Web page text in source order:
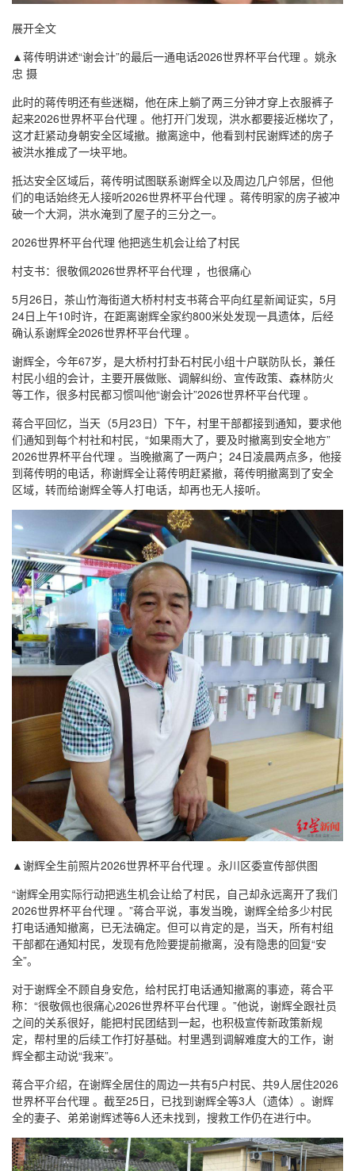
展开全文
▲蒋传明讲述“谢会计”的最后一通电话2026世界杯平台代理 。姚永
忠 摄
此时的蒋传明还有些迷糊，他在床上躺了两三分钟才穿上衣服裤子
起来2026世界杯平台代理 。他打开门发现，洪水都要接近梯坎了，
这才赶紧动身朝安全区域撤。撤离途中，他看到村民谢辉述的房子
被洪水推成了一块平地。
抵达安全区域后，蒋传明试图联系谢辉全以及周边几户邻居，但他
们的电话始终无人接听2026世界杯平台代理 。蒋传明家的房子被冲
破一个大洞，洪水淹到了屋子的三分之一。
2026世界杯平台代理 他把逃生机会让给了村民
村支书：很敬佩2026世界杯平台代理 ，也很痛心
5月26日，茶山竹海街道大桥村村支书蒋合平向红星新闻证实，5月
24日上午10时许，在距离谢辉全家约800米处发现一具遗体，后经
确认系谢辉全2026世界杯平台代理 。
谢辉全，今年67岁，是大桥村打卦石村民小组十户联防队长，兼任
村民小组的会计，主要开展做账、调解纠纷、宣传政策、森林防火
等工作，很多村民都习惯叫他“谢会计”2026世界杯平台代理 。
蒋合平回忆，当天（5月23日）下午，村里干部都接到通知，要求他
们通知到每个村社和村民，“如果雨大了，要及时撤离到安全地方”
2026世界杯平台代理 。当晚撤离了一两户；24日凌晨两点多，他接
到蒋传明的电话，称谢辉全让蒋传明赶紧撤，蒋传明撤离到了安全
区域，转而给谢辉全等人打电话，却再也无人接听。
▲谢辉全生前照片2026世界杯平台代理 。永川区委宣传部供图
“谢辉全用实际行动把逃生机会让给了村民，自己却永远离开了我们
2026世界杯平台代理 。”蒋合平说，事发当晚，谢辉全给多少村民
打电话通知撤离，已无法确定。但可以肯定的是，当天，所有村组
干部都在通知村民，发现有危险要提前撤离，没有隐患的回复“安
全”。
对于谢辉全不顾自身安危，给村民打电话通知撤离的事迹，蒋合平
称：“很敬佩也很痛心2026世界杯平台代理 。”他说，谢辉全跟社员
之间的关系很好，能把村民团结到一起，也积极宣传新政策新规
定，帮村里的后续工作打好基础。村里遇到调解难度大的工作，谢
辉全都主动说“我来”。
蒋合平介绍，在谢辉全居住的周边一共有5户村民、共9人居住2026
世界杯平台代理 。截至25日，已找到谢辉全等3人（遗体）。谢辉
全的妻子、弟弟谢辉述等6人还未找到，搜救工作仍在进行中。